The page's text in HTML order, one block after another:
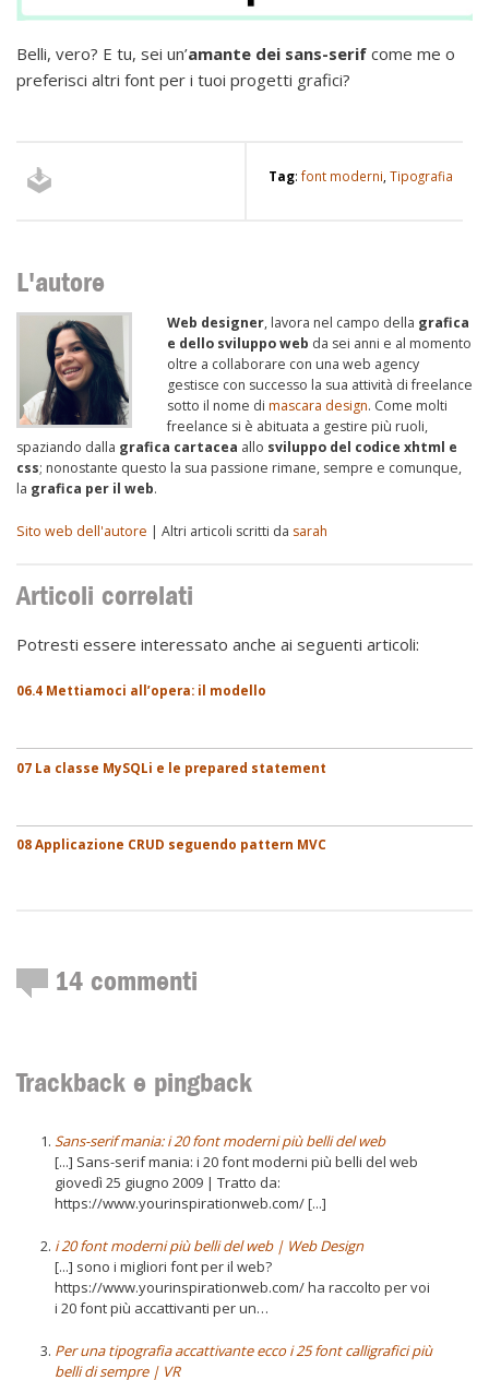
Belli, vero? E tu, sei un’amante dei sans-serif come me o
preferisci altri font per i tuoi progetti grafici?
Tag: font moderni Tipografia
L'autore
Web designer, lavora nel campo della grafica
e dello sviluppo web da sei anni e al momento
oltre a collaborare con una web agency
gestisce con successo la sua attività di freelance
sotto il nome di mascara design. Come molti
freelance si è abituata a gestire più ruoli,
spaziando dalla grafica cartacea allo sviluppo del codice xhtml e
css; nonostante questo la sua passione rimane, sempre e comunque,
la grafica per il web.
Sito web dell'autore | Altri articoli scritti da sarah
Articoli correlati
Potresti essere interessato anche ai seguenti articoli:
06.4 Mettiamoci all’opera: il modello
07 La classe MySQLi e le prepared statement
08 Applicazione CRUD seguendo pattern MVC
14 commenti
Trackback e pingback
Sans-serif mania: i 20 font moderni più belli del web
[...] Sans-serif mania: i 20 font moderni più belli del web
giovedì 25 giugno 2009 | Tratto da:
https://www.yourinspirationweb.com/ [...]
i 20 font moderni più belli del web | Web Design
[...] sono i migliori font per il web?
https://www.yourinspirationweb.com/ ha raccolto per voi
i 20 font più accattivanti per un…
Per una tipografia accattivante ecco i 25 font calligrafici più
belli di sempre | VR